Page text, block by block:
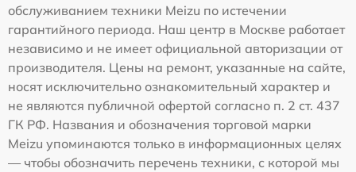
обслуживанием техники Meizu по истечении
гарантийного периода. Наш центр в Москве работает
независимо и не имеет официальной авторизации от
производителя. Цены на ремонт, указанные на сайте,
носят исключительно ознакомительный характер и
не являются публичной офертой согласно п. 2 ст. 437
ГК РФ. Названия и обозначения торговой марки
Meizu упоминаются только в информационных целях
— чтобы обозначить перечень техники, с которой мы